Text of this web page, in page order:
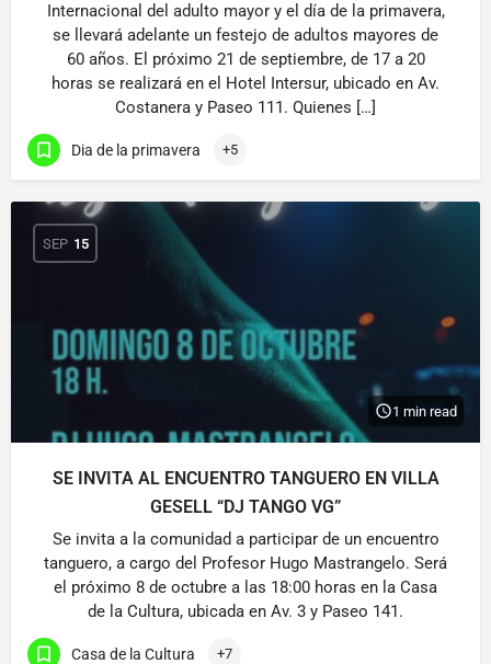
Internacional del adulto mayor y el día de la primavera,
se llevará adelante un festejo de adultos mayores de
60 años. El próximo 21 de septiembre, de 17 a 20
horas se realizará en el Hotel Intersur, ubicado en Av.
Costanera y Paseo 111. Quienes […]
Dia de la primavera +5
SEP 15
1 min read
SE INVITA AL ENCUENTRO TANGUERO EN VILLA
GESELL “DJ TANGO VG”
Se invita a la comunidad a participar de un encuentro
tanguero, a cargo del Profesor Hugo Mastrangelo. Será
el próximo 8 de octubre a las 18:00 horas en la Casa
de la Cultura, ubicada en Av. 3 y Paseo 141.
Casa de la Cultura +7